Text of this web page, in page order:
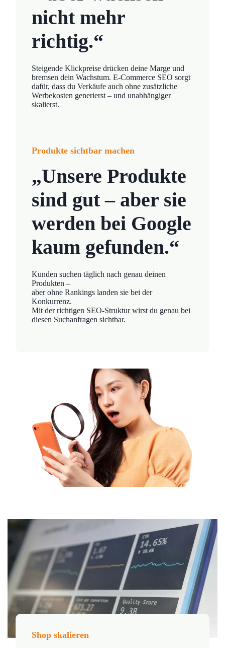
nicht mehr
richtig.“
Steigende Klickpreise drücken deine Marge und
bremsen dein Wachstum. E-Commerce SEO sorgt
dafür, dass du Verkäufe auch ohne zusätzliche
Werbekosten generierst – und unabhängiger
skalierst.
Produkte sichtbar machen
„Unsere Produkte
sind gut – aber sie
werden bei Google
kaum gefunden.“
Kunden suchen täglich nach genau deinen
Produkten –
aber ohne Rankings landen sie bei der
Konkurrenz.
Mit der richtigen SEO-Struktur wirst du genau bei
diesen Suchanfragen sichtbar.
Shop skalieren